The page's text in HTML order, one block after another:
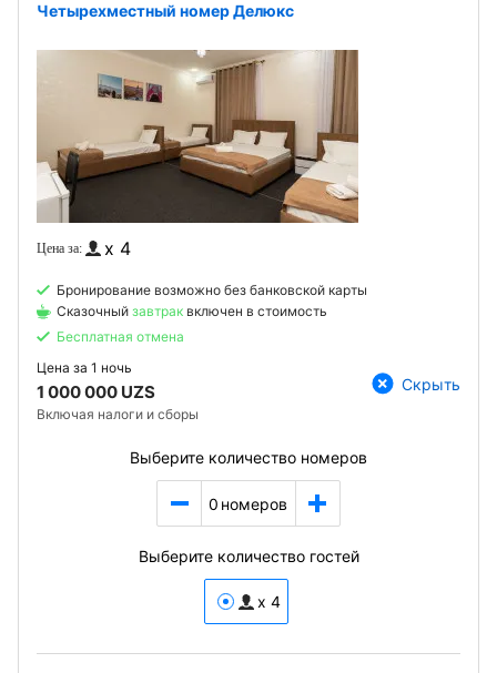
Четырехместный номер Делюкс
x 4
Бронирование возможно без банковской карты
Сказочный завтрак включен в стоимость
Бесплатная отмена
Цена за 1 ночь
1 000 000 UZS
Включая налоги и сборы
Скрыть
Выберите количество номеров
0 номеров
Выберите количество гостей
x 4